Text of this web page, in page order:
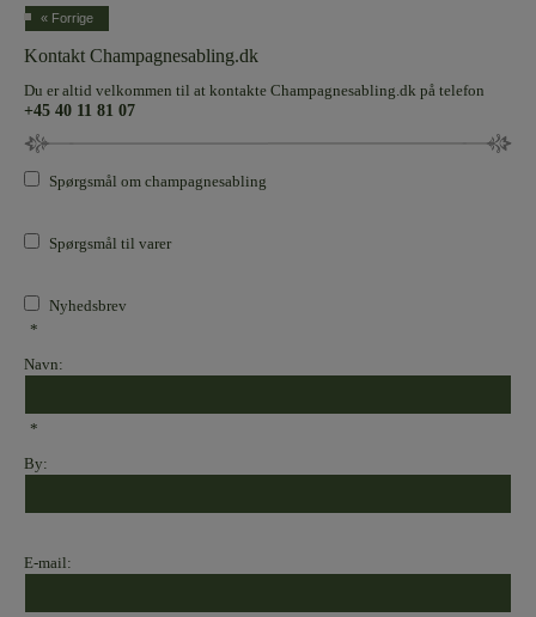
« Forrige
Kontakt Champagnesabling.dk
Du er altid velkommen til at kontakte Champagnesabling.dk på telefon
+45 40 11 81 07
Spørgsmål om champagnesabling
Spørgsmål til varer
Nyhedsbrev
*
Navn:
*
By:
E-mail: